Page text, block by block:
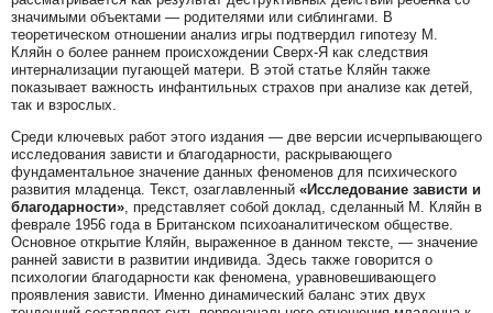
значимыми объектами — родителями или сиблингами. В
теоретическом отношении анализ игры подтвердил гипотезу М.
Кляйн о более раннем происхождении Сверх-Я как следствия
интернализации пугающей матери. В этой статье Кляйн также
показывает важность инфантильных страхов при анализе как детей,
так и взрослых.
Среди ключевых работ этого издания — две версии исчерпывающего
исследования зависти и благодарности, раскрывающего
фундаментальное значение данных феноменов для психического
развития младенца. Текст, озаглавленный «Исследование зависти и
благодарности», представляет собой доклад, сделанный М. Кляйн в
феврале 1956 года в Британском психоаналитическом обществе.
Основное открытие Кляйн, выраженное в данном тексте, — значение
ранней зависти в развитии индивида. Здесь также говорится о
психологии благодарности как феномена, уравновешивающего
проявления зависти. Именно динамический баланс этих двух